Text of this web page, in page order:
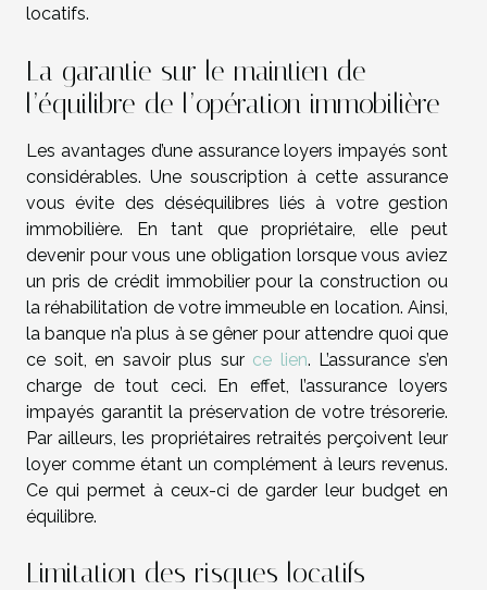
locatifs.
La garantie sur le maintien de
l’équilibre de l’opération immobilière
Les avantages d’une assurance loyers impayés sont
considérables. Une souscription à cette assurance
vous évite des déséquilibres liés à votre gestion
immobilière. En tant que propriétaire, elle peut
devenir pour vous une obligation lorsque vous aviez
un pris de crédit immobilier pour la construction ou
la réhabilitation de votre immeuble en location. Ainsi,
la banque n’a plus à se gêner pour attendre quoi que
ce soit, en savoir plus sur ce lien. L’assurance s’en
charge de tout ceci. En effet, l’assurance loyers
impayés garantit la préservation de votre trésorerie.
Par ailleurs, les propriétaires retraités perçoivent leur
loyer comme étant un complément à leurs revenus.
Ce qui permet à ceux-ci de garder leur budget en
équilibre.
Limitation des risques locatifs